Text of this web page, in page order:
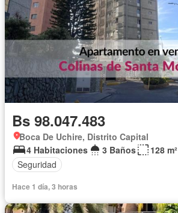
Bs 98.047.483
Boca De Uchire, Distrito Capital
4 Habitaciones
3 Baños
128 m²
Seguridad
Hace 1 día, 3 horas